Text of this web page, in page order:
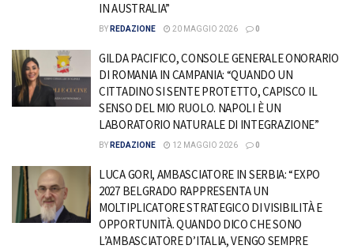
IN AUSTRALIA”
BY REDAZIONE 20 MAGGIO 2026 0
GILDA PACIFICO, CONSOLE GENERALE ONORARIO
DI ROMANIA IN CAMPANIA: “QUANDO UN
CITTADINO SI SENTE PROTETTO, CAPISCO IL
SENSO DEL MIO RUOLO. NAPOLI È UN
LABORATORIO NATURALE DI INTEGRAZIONE”
BY REDAZIONE 12 MAGGIO 2026 0
LUCA GORI, AMBASCIATORE IN SERBIA: “EXPO
2027 BELGRADO RAPPRESENTA UN
MOLTIPLICATORE STRATEGICO DI VISIBILITÀ E
OPPORTUNITÀ. QUANDO DICO CHE SONO
L’AMBASCIATORE D’ITALIA, VENGO SEMPRE